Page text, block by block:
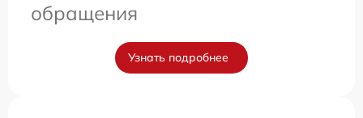
обращения
Узнать подробнее